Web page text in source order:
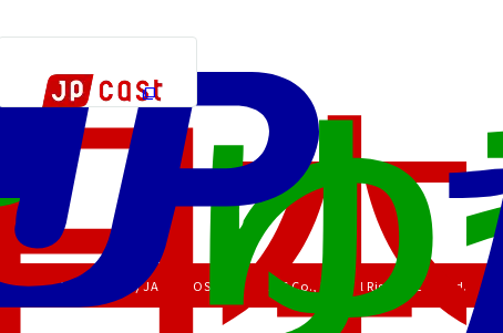
Copyright (C) JAPAN POST HOLDINGS Co., Ltd. All Rights Reserved.